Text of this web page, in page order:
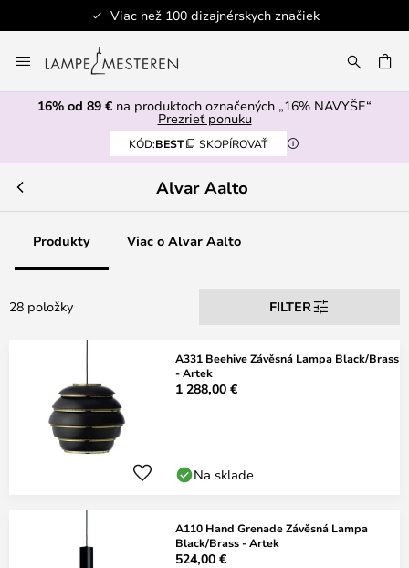
Viac než 100 dizajnérskych značiek
to
Content
16% od 89 € na produktoch označených „16% NAVYŠE“
Prezrieť ponuku
KÓD:BEST SKOPÍROVAŤ
Alvar Aalto
Produkty Viac o Alvar Aalto
28 položky FILTER
A331 Beehive Závěsná Lampa Black/Brass
- Artek
1 288,00 €
Na sklade
A110 Hand Grenade Závěsná Lampa
Black/Brass - Artek
524,00 €